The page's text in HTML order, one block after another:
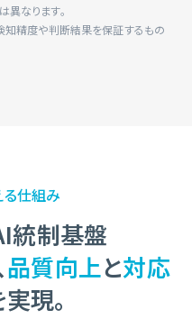
異なります。
知精度や判断結果を保証するもの
仕組み
統制基盤
品質向上と対応
現。